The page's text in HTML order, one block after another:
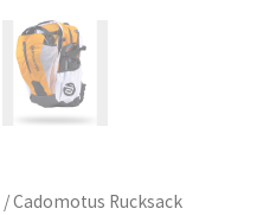
/ Cadomotus Rucksack